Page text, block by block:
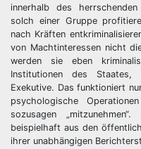
innerhalb des
solch einer Gruppe
nach Kräften
von Machtinteressen nicht
werden sie eben
Institutionen des Staates,
Exekutive. Das funktioniert
psychologische
sozusagen
beispielhaft aus den
ihrer unabhängigen